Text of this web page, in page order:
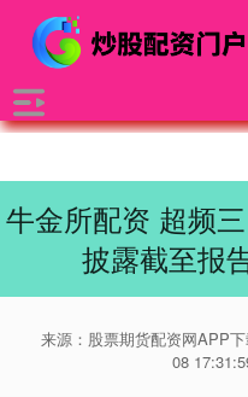
牛金所配资 超频
披露截至报
来源：股票期货配资网APP
08